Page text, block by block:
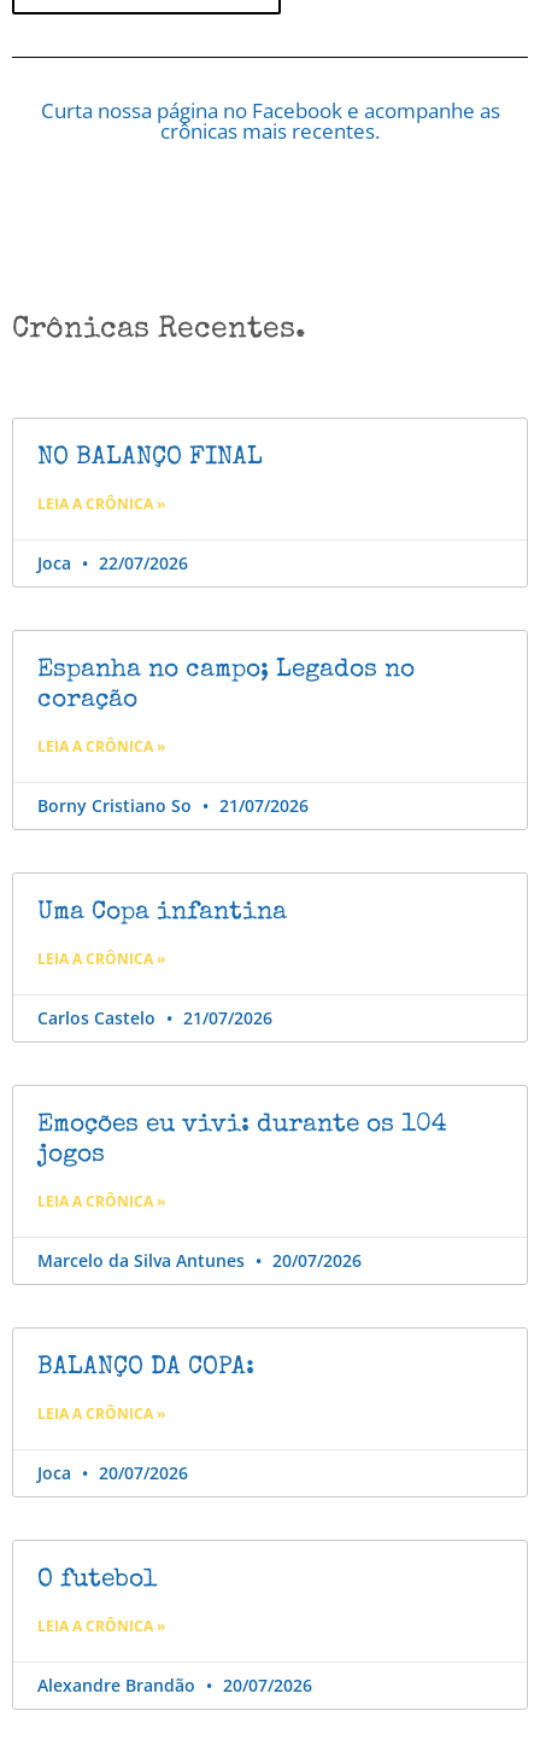
Curta nossa página no Facebook e acompanhe as
crônicas mais recentes.
Crônicas Recentes.
NO BALANÇO FINAL
LEIA A CRÔNICA »
Joca 22/07/2026
Espanha no campo; Legados no
coração
LEIA A CRÔNICA »
Borny Cristiano So 21/07/2026
Uma Copa infantina
LEIA A CRÔNICA »
Carlos Castelo 21/07/2026
Emoções eu vivi: durante os 104
jogos
LEIA A CRÔNICA »
Marcelo da Silva Antunes 20/07/2026
BALANÇO DA COPA:
LEIA A CRÔNICA »
Joca 20/07/2026
O futebol
LEIA A CRÔNICA »
Alexandre Brandão 20/07/2026